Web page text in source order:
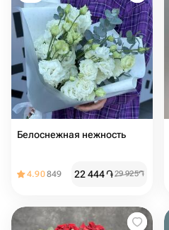
Белоснежная нежность
4.90849 22 444֏29 925֏